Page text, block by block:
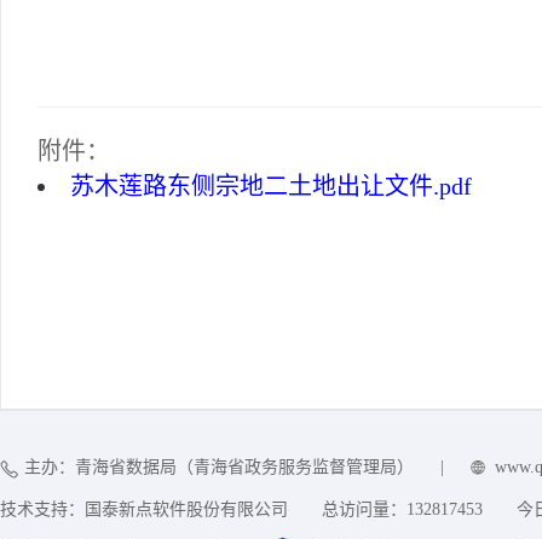
附件：
苏木莲路东侧宗地二土地出让文件.pdf
主办：青海省数据局（青海省政务服务监督管理局）
技术支持：国泰新点软件股份有限公司 总访问量： 132817453 今